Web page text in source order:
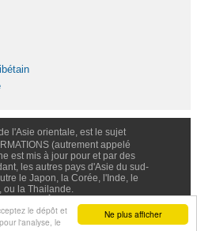
Ne plus afficher
le dépôt et
l'analyse, le
l'Asie orientale, est le sujet
(autrement appelé
est mis à jour pour et par des
les autres pays d'Asie du sud-
le Japon, la Corée, l'Inde, le
ou la Thailande.